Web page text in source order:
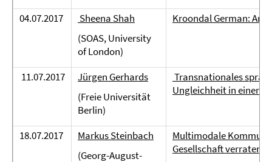
04.07.2017
Sheena Shah
(SOAS, University
of London)
Kroondal German: An
11.07.2017
Jürgen Gerhards
(Freie Universität
Berlin)
Transnationales
Ungleichheit in einer
18.07.2017
Markus Steinbach
(Georg-August-
Multimodale
Gesellschaft verraten